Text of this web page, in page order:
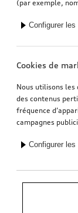
Import SA. TVA
(par exemple,
Configurer les
Cookies de
Nous utilisons
des contenus
fréquence
campagnes
Configurer les